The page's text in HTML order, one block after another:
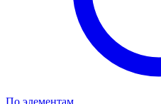
По элементам